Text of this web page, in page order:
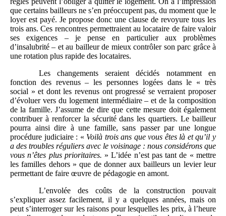
que certains bailleurs ne s’en préoccupent pas, du moment que le
loyer est payé. Je propose donc une clause de revoyure tous les
trois ans. Ces rencontres permettraient au locataire de faire valoir
ses exigences – je pense en particulier aux problèmes
d’insalubrité – et au bailleur de mieux contrôler son parc grâce à
une rotation plus rapide des locataires.
Les changements seraient décidés notamment en
fonction des revenus – les personnes logées dans le « très
social » et dont les revenus ont progressé se verraient proposer
d’évoluer vers du logement intermédiaire – et de la composition
de la famille. J’assume de dire que cette mesure doit également
contribuer à renforcer la sécurité dans les quartiers. Le bailleur
pourra ainsi dire à une famille, sans passer par une longue
procédure judiciaire : « Voilà trois ans que vous êtes là et qu’il y
a des troubles réguliers avec le voisinage : nous considérons que
vous n’êtes plus prioritaires. » L’idée n’est pas tant de « mettre
les familles dehors » que de donner aux bailleurs un levier leur
permettant de faire œuvre de pédagogie en amont.
L’envolée des coûts de la construction pouvait
s’expliquer assez facilement, il y a quelques années, mais on
peut s’interroger sur les raisons pour lesquelles les prix, à l’heure